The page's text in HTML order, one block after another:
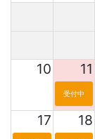
10
11
受付中
17 18